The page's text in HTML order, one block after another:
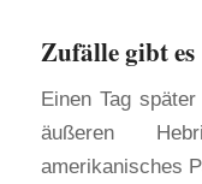
Zufälle gibt es
Einen Tag
äußeren
amerikanisches